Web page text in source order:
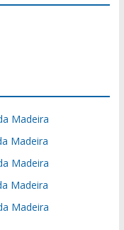
Madeira
Madeira
Madeira
Madeira
Madeira